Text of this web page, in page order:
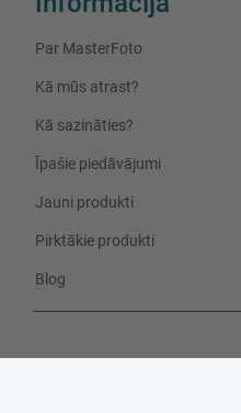
Par MasterFoto
Kā mūs atrast?
Kā sazināties?
Īpašie piedāvājumi
Jauni produkti
Pirktākie produkti
Blog